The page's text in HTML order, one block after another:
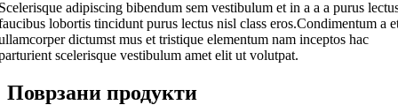
adipiscing bibendum sem vestibulum et in a a a purus
lobortis tincidunt purus lectus nisl class eros.Condimentum a
dictumst mus et tristique elementum nam inceptos hac
scelerisque vestibulum amet elit ut volutpat.
Поврзани продукти